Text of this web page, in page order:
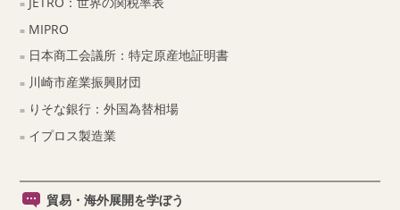
MIPRO
日本商工会議所：特定原産地証明書
川崎市産業振興財団
りそな銀行：外国為替相場
イプロス製造業
貿易・海外展開を学ぼう